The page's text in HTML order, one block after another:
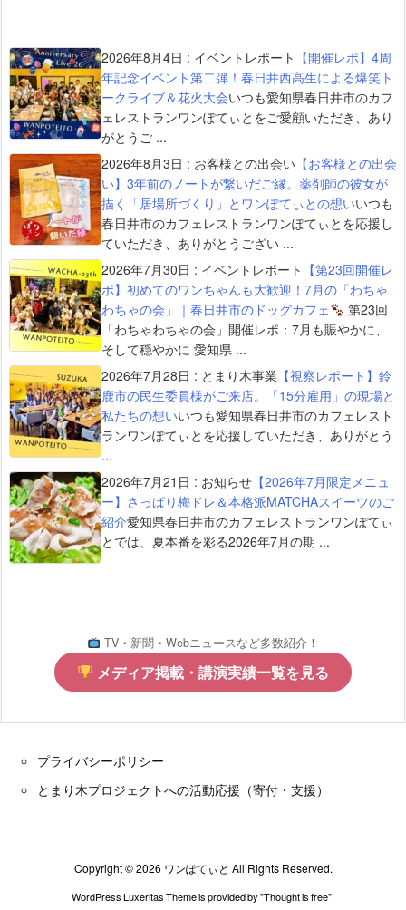
2026年8月4日 : イベントレポート 【開催レポ】4周
年記念イベント第二弾！春日井西高生による爆笑ト
ークライブ＆花火大会いつも愛知県春日井市のカフ
ェレストランワンぽてぃとをご愛顧いただき、あり
がとうご ...
2026年8月3日 : お客様との出会い 【お客様との出会
い】3年前のノートが繋いだご縁。薬剤師の彼女が
描く「居場所づくり」とワンぽてぃとの想いいつも
春日井市のカフェレストランワンぽてぃとを応援し
ていただき、ありがとうござい ...
2026年7月30日 : イベントレポート 【第23回開催レ
ポ】初めてのワンちゃんも大歓迎！7月の「わちゃ
わちゃの会」｜春日井市のドッグカフェ
第23回
「わちゃわちゃの会」開催レポ：7月も賑やかに、
そして穏やかに 愛知県 ...
2026年7月28日 : とまり木事業 【視察レポート】鈴
鹿市の民生委員様がご来店。「15分雇用」の現場と
私たちの想いいつも愛知県春日井市のカフェレスト
ランワンぽてぃとを応援していただき、ありがとう
...
2026年7月21日 : お知らせ 【2026年7月限定メニュ
ー】さっぱり梅ドレ＆本格派MATCHAスイーツのご
紹介愛知県春日井市のカフェレストランワンぽてぃ
とでは、夏本番を彩る2026年7月の期 ...
TV・新聞・Webニュースなど多数紹介！
メディア掲載・講演実績一覧を見る
プライバシーポリシー
とまり木プロジェクトへの活動応援（寄付・支援）
Copyright ©2026 ワンぽてぃと All Rights Reserved.
WordPress Luxeritas Theme is provided by "Thought is free".